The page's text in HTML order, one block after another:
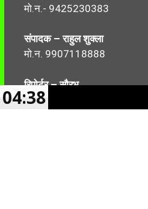
मो.न.- 9425230383
संपादक – राहुल शुक्ला
मो.न. 9907118888
रिपोर्टर – सौरभ
मो.न.-7499999906
04:38